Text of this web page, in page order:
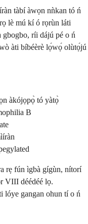
tàbí àwọn nǹkan tó ń
lè mú kí ó rọrùn láti
ríi dájú pé o ń
àti bíbéèrè lọ́wọ́ olùtọ́jú
àkójọpọ̀ tó yàtọ̀
B
rẹ fún ìgbà gígùn, nítorí
VIII déédéé lọ.
lóye gangan ohun tí o ń